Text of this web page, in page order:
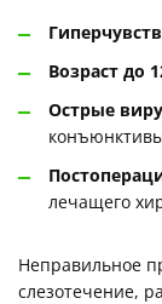
Возраст до
Острые
лечащего
Неправильное
слезотечение,